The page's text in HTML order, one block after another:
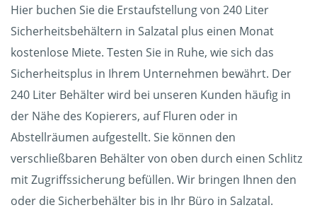
Hier buchen Sie die Erstaufstellung von 240 Liter
Sicherheitsbehältern in Salzatal plus einen Monat
kostenlose Miete. Testen Sie in Ruhe, wie sich das
Sicherheitsplus in Ihrem Unternehmen bewährt. Der
240 Liter Behälter wird bei unseren Kunden häufig in
der Nähe des Kopierers, auf Fluren oder in
Abstellräumen aufgestellt. Sie können den
verschließbaren Behälter von oben durch einen Schlitz
mit Zugriffssicherung befüllen. Wir bringen Ihnen den
oder die Sicherbehälter bis in Ihr Büro in Salzatal.